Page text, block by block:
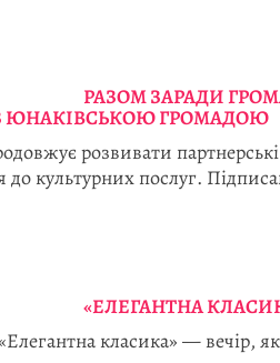
РАЗОМ ЗАРАДИ
ЮНАКІВСЬКОЮ ГРОМАДОЮ
розвивати
до культурних послуг.
«ЕЛЕГАНТНА
«Елегантна класика» —